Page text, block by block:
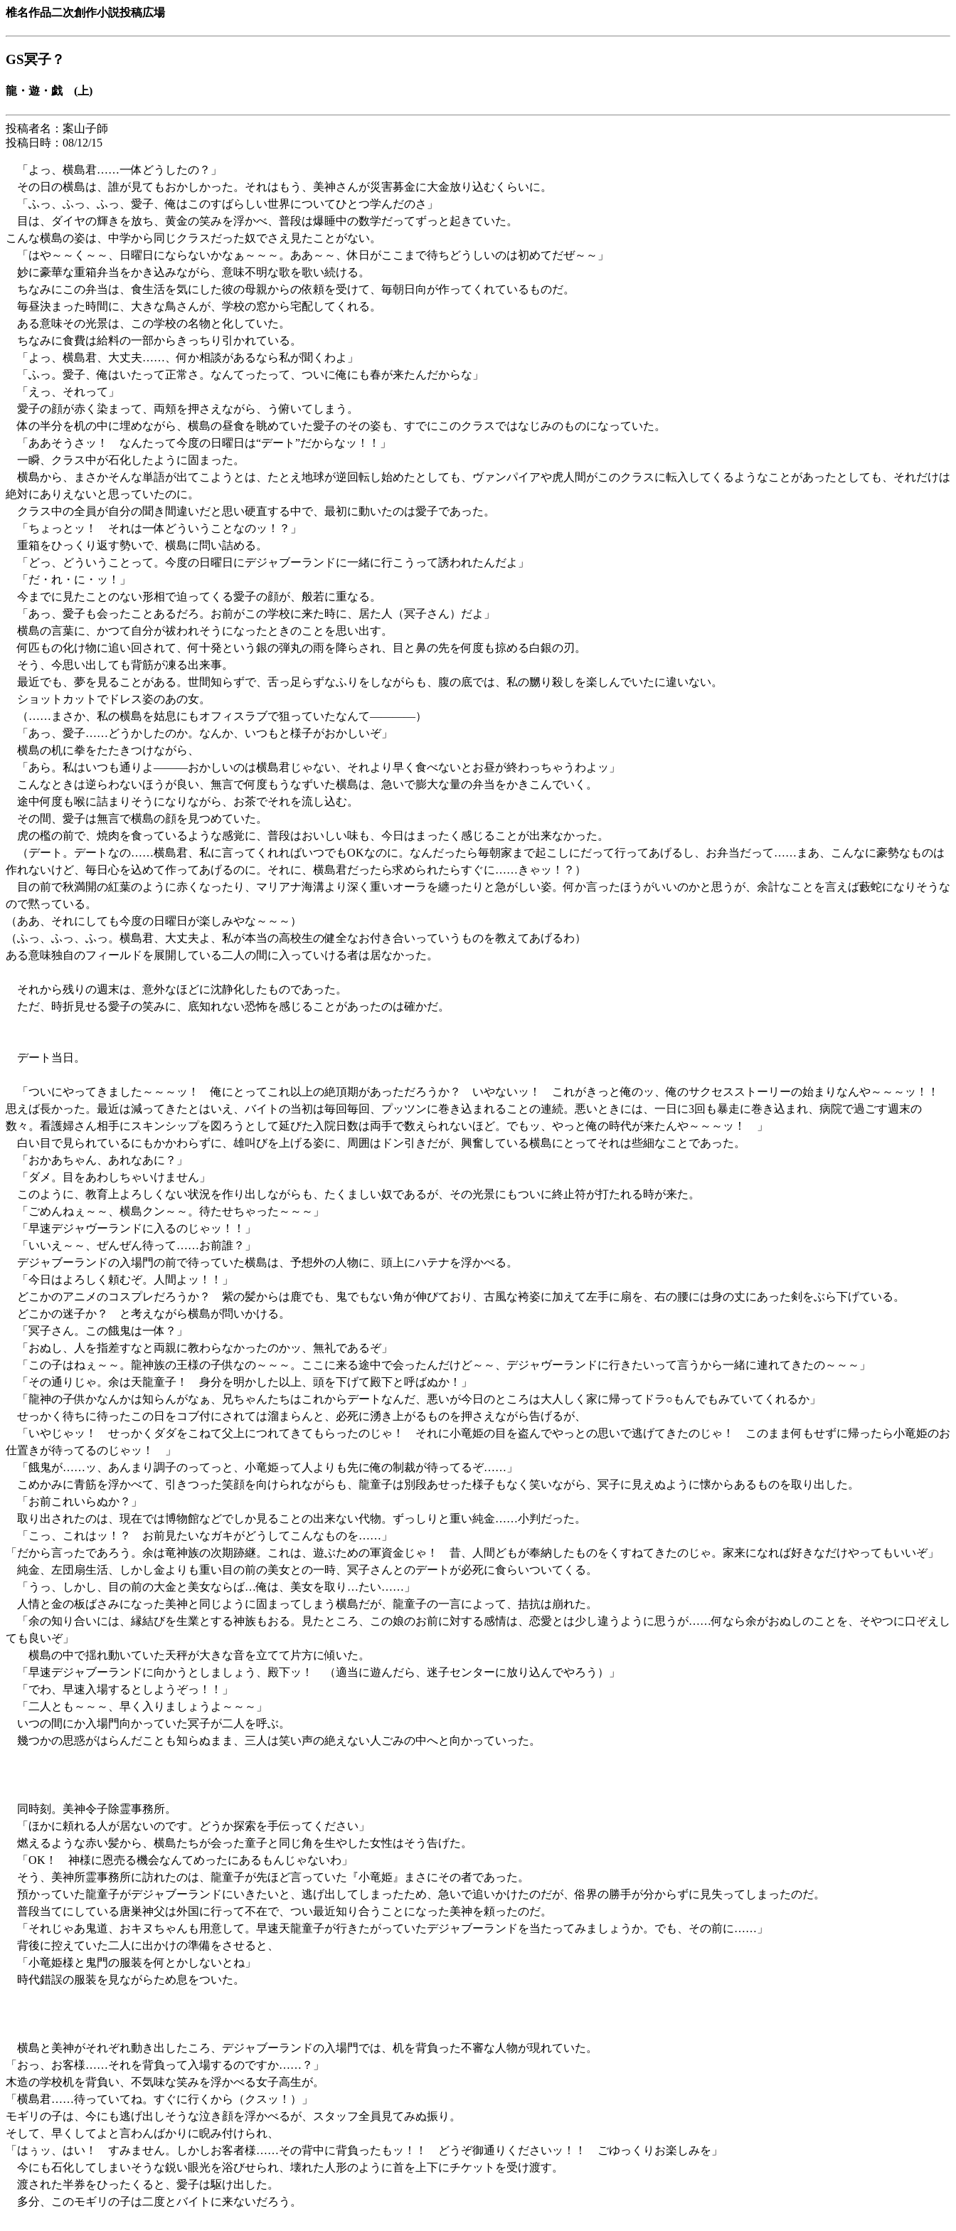
椎名作品二次創作小説投稿広場
GS冥子？
龍・遊・戯 (上)
投稿者名：案山子師
投稿日時：08/12/15
「よっ、横島君……一体どうしたの？」
その日の横島は、誰が見てもおかしかった。それはもう、美神さんが災害募金に大金放り込むくらいに。
「ふっ、ふっ、ふっ、愛子、俺はこのすばらしい世界についてひとつ学んだのさ」
目は、ダイヤの輝きを放ち、黄金の笑みを浮かべ、普段は爆睡中の数学だってずっと起きていた。
こんな横島の姿は、中学から同じクラスだった奴でさえ見たことがない。
「はや～～く～～、日曜日にならないかなぁ～～～。ああ～～、休日がここまで待ちどうしいのは初めてだぜ～～」
妙に豪華な重箱弁当をかき込みながら、意味不明な歌を歌い続ける。
ちなみにこの弁当は、食生活を気にした彼の母親からの依頼を受けて、毎朝日向が作ってくれているものだ。
毎昼決まった時間に、大きな鳥さんが、学校の窓から宅配してくれる。
ある意味その光景は、この学校の名物と化していた。
ちなみに食費は給料の一部からきっちり引かれている。
「よっ、横島君、大丈夫……、何か相談があるなら私が聞くわよ」
「ふっ。愛子、俺はいたって正常さ。なんてったって、ついに俺にも春が来たんだからな」
「えっ、それって」
愛子の顔が赤く染まって、両頬を押さえながら、う俯いてしまう。
体の半分を机の中に埋めながら、横島の昼食を眺めていた愛子のその姿も、すでにこのクラスではなじみのものになっていた。
「ああそうさッ！ なんたって今度の日曜日は“デート”だからなッ！！」
一瞬、クラス中が石化したように固まった。
横島から、まさかそんな単語が出てこようとは、たとえ地球が逆回転し始めたとしても、ヴァンパイアや虎人間がこのクラスに転入してくるようなことがあったとしても、それだけは
絶対にありえないと思っていたのに。
クラス中の全員が自分の聞き間違いだと思い硬直する中で、最初に動いたのは愛子であった。
「ちょっとッ！ それは一体どういうことなのッ！？」
重箱をひっくり返す勢いで、横島に問い詰める。
「どっ、どういうことって。今度の日曜日にデジャブーランドに一緒に行こうって誘われたんだよ」
「だ・れ・に・ッ！」
今までに見たことのない形相で迫ってくる愛子の顔が、般若に重なる。
「あっ、愛子も会ったことあるだろ。お前がこの学校に来た時に、居た人（冥子さん）だよ」
横島の言葉に、かつて自分が祓われそうになったときのことを思い出す。
何匹もの化け物に追い回されて、何十発という銀の弾丸の雨を降らされ、目と鼻の先を何度も掠める白銀の刃。
そう、今思い出しても背筋が凍る出来事。
最近でも、夢を見ることがある。世間知らずで、舌っ足らずなふりをしながらも、腹の底では、私の嬲り殺しを楽しんでいたに違いない。
ショットカットでドレス姿のあの女。
（……まさか、私の横島を姑息にもオフィスラブで狙っていたなんて――――）
「あっ、愛子……どうかしたのか。なんか、いつもと様子がおかしいぞ」
横島の机に拳をたたきつけながら、
「あら。私はいつも通りよ―――おかしいのは横島君じゃない、それより早く食べないとお昼が終わっちゃうわよッ」
こんなときは逆らわないほうが良い、無言で何度もうなずいた横島は、急いで膨大な量の弁当をかきこんでいく。
途中何度も喉に詰まりそうになりながら、お茶でそれを流し込む。
その間、愛子は無言で横島の顔を見つめていた。
虎の檻の前で、焼肉を食っているような感覚に、普段はおいしい味も、今日はまったく感じることが出来なかった。
（デート。デートなの……横島君、私に言ってくれればいつでもOKなのに。なんだったら毎朝家まで起こしにだって行ってあげるし、お弁当だって……まあ、こんなに豪勢なものは
作れないけど、毎日心を込めて作ってあげるのに。それに、横島君だったら求められたらすぐに……きゃッ！？）
目の前で秋満開の紅葉のように赤くなったり、マリアナ海溝より深く重いオーラを纏ったりと急がしい姿。何か言ったほうがいいのかと思うが、余計なことを言えば藪蛇になりそうな
ので黙っている。
（ああ、それにしても今度の日曜日が楽しみやな～～～）
（ふっ、ふっ、ふっ。横島君、大丈夫よ、私が本当の高校生の健全なお付き合いっていうものを教えてあげるわ）
ある意味独自のフィールドを展開している二人の間に入っていける者は居なかった。
それから残りの週末は、意外なほどに沈静化したものであった。
ただ、時折見せる愛子の笑みに、底知れない恐怖を感じることがあったのは確かだ。
デート当日。
「ついにやってきました～～～ッ！ 俺にとってこれ以上の絶頂期があっただろうか？ いやないッ！ これがきっと俺のッ、俺のサクセスストーリーの始まりなんや～～～ッ！！
思えば長かった。最近は減ってきたとはいえ、バイトの当初は毎回毎回、プッツンに巻き込まれることの連続。悪いときには、一日に3回も暴走に巻き込まれ、病院で過ごす週末の
数々。看護婦さん相手にスキンシップを図ろうとして延びた入院日数は両手で数えられないほど。でもッ、やっと俺の時代が来たんや～～～ッ！ 」
白い目で見られているにもかかわらずに、雄叫びを上げる姿に、周囲はドン引きだが、興奮している横島にとってそれは些細なことであった。
「おかあちゃん、あれなあに？」
「ダメ。目をあわしちゃいけません」
このように、教育上よろしくない状況を作り出しながらも、たくましい奴であるが、その光景にもついに終止符が打たれる時が来た。
「ごめんねぇ～～、横島クン～～。待たせちゃった～～～」
「早速デジャヴーランドに入るのじゃッ！！」
「いいえ～～、ぜんぜん待って……お前誰？」
デジャブーランドの入場門の前で待っていた横島は、予想外の人物に、頭上にハテナを浮かべる。
「今日はよろしく頼むぞ。人間よッ！！」
どこかのアニメのコスプレだろうか？ 紫の髪からは鹿でも、鬼でもない角が伸びており、古風な袴姿に加えて左手に扇を、右の腰には身の丈にあった剣をぶら下げている。
どこかの迷子か？ と考えながら横島が問いかける。
「冥子さん。この餓鬼は一体？」
「おぬし、人を指差すなと両親に教わらなかったのかッ、無礼であるぞ」
「この子はねぇ～～。龍神族の王様の子供なの～～～。ここに来る途中で会ったんだけど～～、デジャヴーランドに行きたいって言うから一緒に連れてきたの～～～」
「その通りじゃ。余は天龍童子！ 身分を明かした以上、頭を下げて殿下と呼ばぬか！」
「龍神の子供かなんかは知らんがなぁ、兄ちゃんたちはこれからデートなんだ、悪いが今日のところは大人しく家に帰ってドラ○もんでもみていてくれるか」
せっかく待ちに待ったこの日をコブ付にされては溜まらんと、必死に湧き上がるものを押さえながら告げるが、
「いやじゃッ！ せっかくダダをこねて父上につれてきてもらったのじゃ！ それに小竜姫の目を盗んでやっとの思いで逃げてきたのじゃ！ このまま何もせずに帰ったら小竜姫のお
仕置きが待ってるのじゃッ！ 」
「餓鬼が……ッ、あんまり調子のってっと、小竜姫って人よりも先に俺の制裁が待ってるぞ……」
こめかみに青筋を浮かべて、引きつった笑顔を向けられながらも、龍童子は別段あせった様子もなく笑いながら、冥子に見えぬように懐からあるものを取り出した。
「お前これいらぬか？」
取り出されたのは、現在では博物館などでしか見ることの出来ない代物。ずっしりと重い純金……小判だった。
「こっ、これはッ！？ お前見たいなガキがどうしてこんなものを……」
「だから言ったであろう。余は竜神族の次期跡継。これは、遊ぶための軍資金じゃ！ 昔、人間どもが奉納したものをくすねてきたのじゃ。家来になれば好きなだけやってもいいぞ」
純金、左団扇生活、しかし金よりも重い目の前の美女との一時、冥子さんとのデートが必死に食らいついてくる。
「うっ、しかし、目の前の大金と美女ならば…俺は、美女を取り…たい……」
人情と金の板ばさみになった美神と同じように固まってしまう横島だが、龍童子の一言によって、拮抗は崩れた。
「余の知り合いには、縁結びを生業とする神族もおる。見たところ、この娘のお前に対する感情は、恋愛とは少し違うように思うが……何なら余がおぬしのことを、そやつに口ぞえし
ても良いぞ」
横島の中で揺れ動いていた天秤が大きな音を立てて片方に傾いた。
「早速デジャブーランドに向かうとしましょう、殿下ッ！ （適当に遊んだら、迷子センターに放り込んでやろう）」
「でわ、早速入場するとしようぞっ！！」
「二人とも～～～、早く入りましょうよ～～～」
いつの間にか入場門向かっていた冥子が二人を呼ぶ。
幾つかの思惑がはらんだことも知らぬまま、三人は笑い声の絶えない人ごみの中へと向かっていった。
同時刻。美神令子除霊事務所。
「ほかに頼れる人が居ないのです。どうか探索を手伝ってください」
燃えるような赤い髪から、横島たちが会った童子と同じ角を生やした女性はそう告げた。
「OK！ 神様に恩売る機会なんてめったにあるもんじゃないわ」
そう、美神所霊事務所に訪れたのは、龍童子が先ほど言っていた『小竜姫』まさにその者であった。
預かっていた龍童子がデジャブーランドにいきたいと、逃げ出してしまったため、急いで追いかけたのだが、俗界の勝手が分からずに見失ってしまったのだ。
普段当てにしている唐巣神父は外国に行って不在で、つい最近知り合うことになった美神を頼ったのだ。
「それじゃあ鬼道、おキヌちゃんも用意して。早速天龍童子が行きたがっていたデジャブーランドを当たってみましょうか。でも、その前に……」
背後に控えていた二人に出かけの準備をさせると、
「小竜姫様と鬼門の服装を何とかしないとね」
時代錯誤の服装を見ながらため息をついた。
横島と美神がそれぞれ動き出したころ、デジャブーランドの入場門では、机を背負った不審な人物が現れていた。
「おっ、お客様……それを背負って入場するのですか……？」
木造の学校机を背負い、不気味な笑みを浮かべる女子高生が。
「横島君……待っていてね。すぐに行くから（クスッ！）」
モギリの子は、今にも逃げ出しそうな泣き顔を浮かべるが、スタッフ全員見てみぬ振り。
そして、早くしてよと言わんばかりに睨み付けられ、
「はぅッ、はい！ すみません。しかしお客者様……その背中に背負ったもッ！！ どうぞ御通りくださいッ！！ ごゆっくりお楽しみを」
今にも石化してしまいそうな鋭い眼光を浴びせられ、壊れた人形のように首を上下にチケットを受け渡す。
渡された半券をひったくると、愛子は駆け出した。
多分、このモギリの子は二度とバイトに来ないだろう。